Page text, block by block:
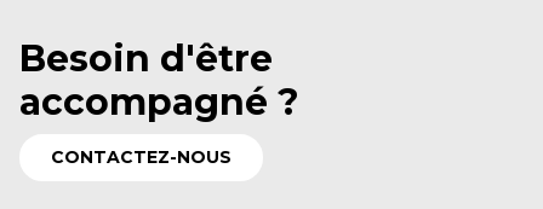
Besoin d'être
accompagné ?
CONTACTEZ-NOUS